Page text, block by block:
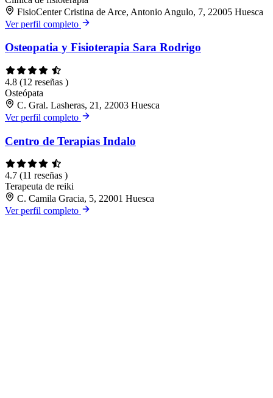
FisioCenter Cristina de Arce, Antonio Angulo, 7, 22005 Huesca
Ver perfil completo
Osteopatia y Fisioterapia Sara Rodrigo
4.8 (12 reseñas )
Osteópata
C. Gral. Lasheras, 21, 22003 Huesca
Ver perfil completo
Centro de Terapias Indalo
4.7 (11 reseñas )
Terapeuta de reiki
C. Camila Gracia, 5, 22001 Huesca
Ver perfil completo